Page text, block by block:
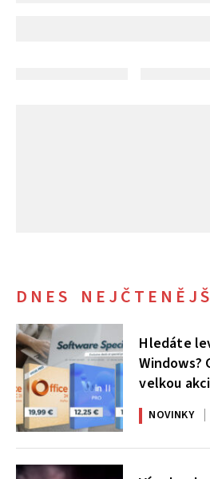
DNES
Hledáte
Windows?
velkou
NOVINKY